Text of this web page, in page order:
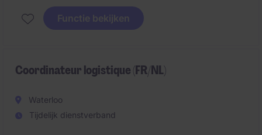
gegevensstromen. In deze functie combineer je data-
analyse, rapportering en procesoptimalisatie met een
Functie bekijken
Coordinateur logistique (FR/NL)
Waterloo
Tijdelijk dienstverband